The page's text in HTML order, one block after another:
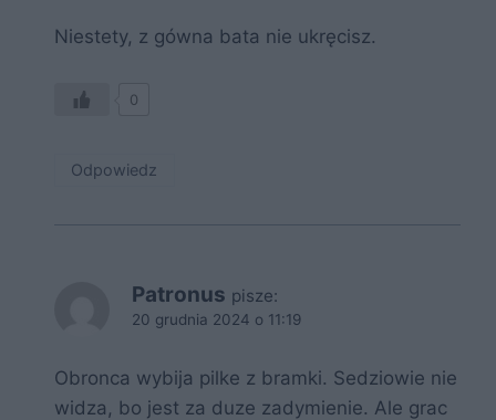
Niestety, z gówna bata nie ukręcisz.
0
Odpowiedz
Patronus pisze:
20 grudnia 2024 o 11:19
Obronca wybija pilke z bramki. Sedziowie nie
widza, bo jest za duze zadymienie. Ale grac